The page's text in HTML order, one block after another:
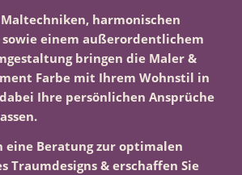
harmonischen
sowie einem außerordentlichem
bringen die Maler &
Farbe mit Ihrem Wohnstil in
Ihre persönlichen Ansprüche
eine Beratung zur optimalen
Traumdesigns & erschaffen Sie